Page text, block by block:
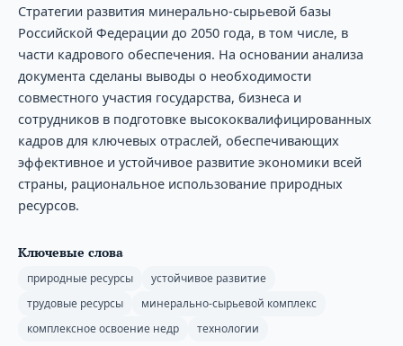
Стратегии развития минерально-сырьевой базы
Российской Федерации до 2050 года, в том числе, в
части кадрового обеспечения. На основании анализа
документа сделаны выводы о необходимости
совместного участия государства, бизнеса и
сотрудников в подготовке высококвалифицированных
кадров для ключевых отраслей, обеспечивающих
эффективное и устойчивое развитие экономики всей
страны, рациональное использование природных
ресурсов.
Ключевые слова
природные ресурсы
устойчивое развитие
трудовые ресурсы
минерально-сырьевой комплекс
комплексное освоение недр
технологии